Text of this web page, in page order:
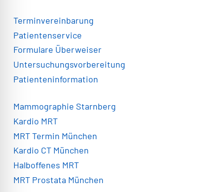
Terminvereinbarung
Patientenservice
Formulare Überweiser
Untersuchungsvorbereitung
Patienteninformation
Mammographie Starnberg
Kardio MRT
MRT Termin München
Kardio CT München
Halboffenes MRT
MRT Prostata München